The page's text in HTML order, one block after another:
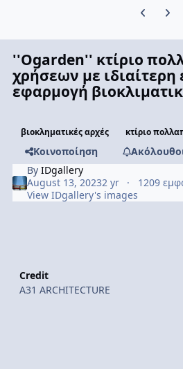
Previous
Next
''Ogarden'' κτίριο
χρήσεων με
εφαρμογή
βιοκληματικές αρχές κτίριο
Κοινοποίηση
ByIDgallery
August 13, 20232 yr
1209
View IDgallery's images
Credit
A31 ARCHITECTURE